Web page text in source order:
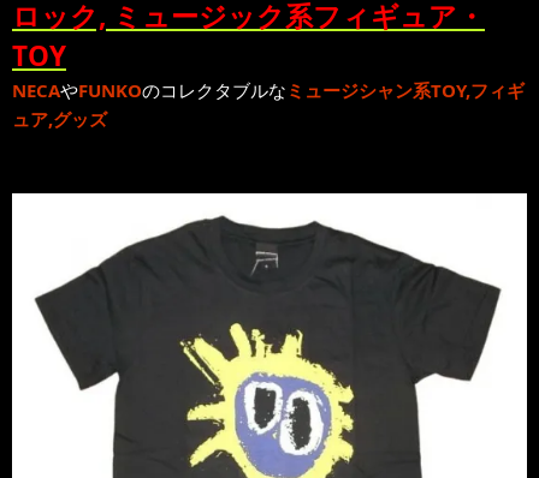
ロック, ミュージック系フィギュア・
TOY
NECAやFUNKOのコレクタブルな ミュージシャン系TOY,フィギ
ュア,グッズ